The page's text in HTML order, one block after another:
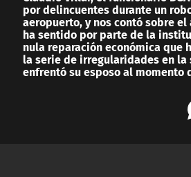
por delincuentes durante un
aeropuerto, y nos contó sobre
ha sentido por parte de la
nula reparación económica que
la serie de irregularidades en
enfrentó su esposo al momento